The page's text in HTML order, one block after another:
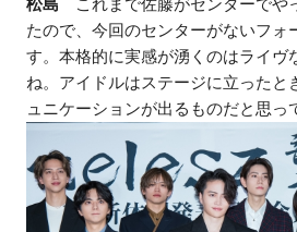
松島 これまで佐藤がセンターでや
たので、今回のセンターがないフォ
す。本格的に実感が湧くのはライヴ
ね。アイドルはステージに立ったと
ュニケーションが出るものだと思っ